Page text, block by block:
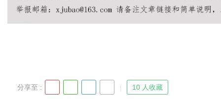
分享至 : 10 人收藏